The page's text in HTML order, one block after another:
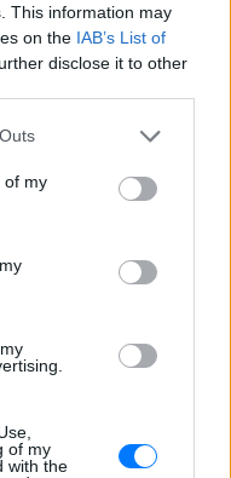
This information may
on the IAB’s List of
disclose it to other
of my
of my
with the
νέα